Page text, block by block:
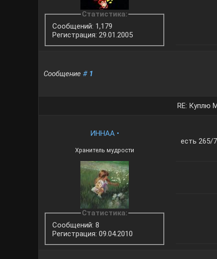
Статистика:
Сообщений: 1,179
Регистрация: 29.01.2005
Сообщение# 1
RE: Куплю
ИННАА •
Хранитель мудрости
Статистика:
Сообщений: 8
Регистрация: 09.04.2010
есть 265/